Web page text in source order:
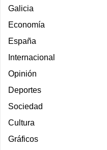
Galicia
Economía
España
Internacional
Opinión
Deportes
Sociedad
Cultura
Gráficos